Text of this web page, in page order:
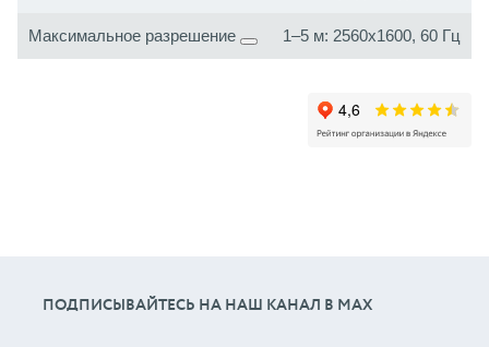
Максимальное разрешение 1–5 м: 2560х1600, 60 Гц
ПОДПИСЫВАЙТЕСЬ НА НАШ КАНАЛ В МАХ